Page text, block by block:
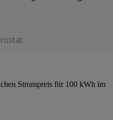
Strompreis für 100 kWh im